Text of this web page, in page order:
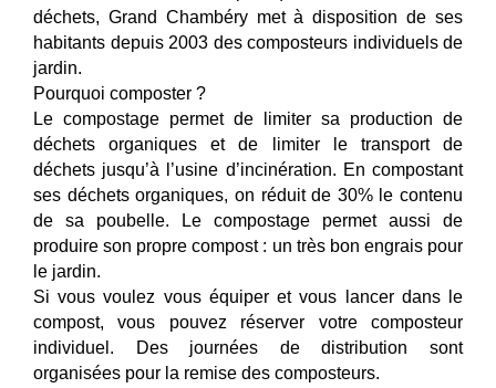
déchets, Grand Chambéry met à disposition de ses
habitants depuis 2003 des composteurs individuels de
jardin.
Pourquoi composter ?
Le compostage permet de limiter sa production de
déchets organiques et de limiter le transport de
déchets jusqu’à l’usine d’incinération. En compostant
ses déchets organiques, on réduit de 30% le contenu
de sa poubelle. Le compostage permet aussi de
produire son propre compost : un très bon engrais pour
le jardin.
Si vous voulez vous équiper et vous lancer dans le
compost, vous pouvez réserver votre composteur
individuel. Des journées de distribution sont
organisées pour la remise des composteurs.